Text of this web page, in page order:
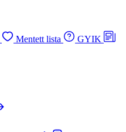
Mentett lista
GYIK